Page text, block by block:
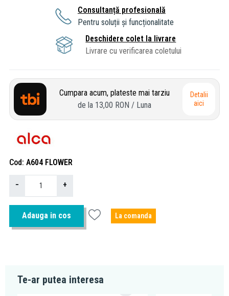
Consultanță profesională
Pentru soluții și funcționalitate
Deschidere colet la livrare
Livrare cu verificarea coletului
Cumpara acum, plateste mai tarziu
de la 13,00 RON / Luna
Detalii
aici
Cod A604 FLOWER
− +
Adauga in cos La comanda
Te-ar putea interesa